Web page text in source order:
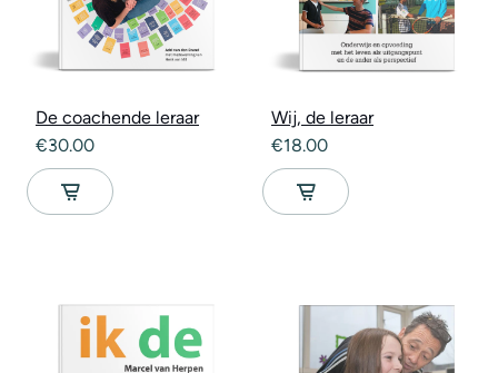
De coachende leraar
€30.00
Wij, de leraar
€18.00